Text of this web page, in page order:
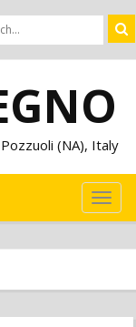
(NA), Italy